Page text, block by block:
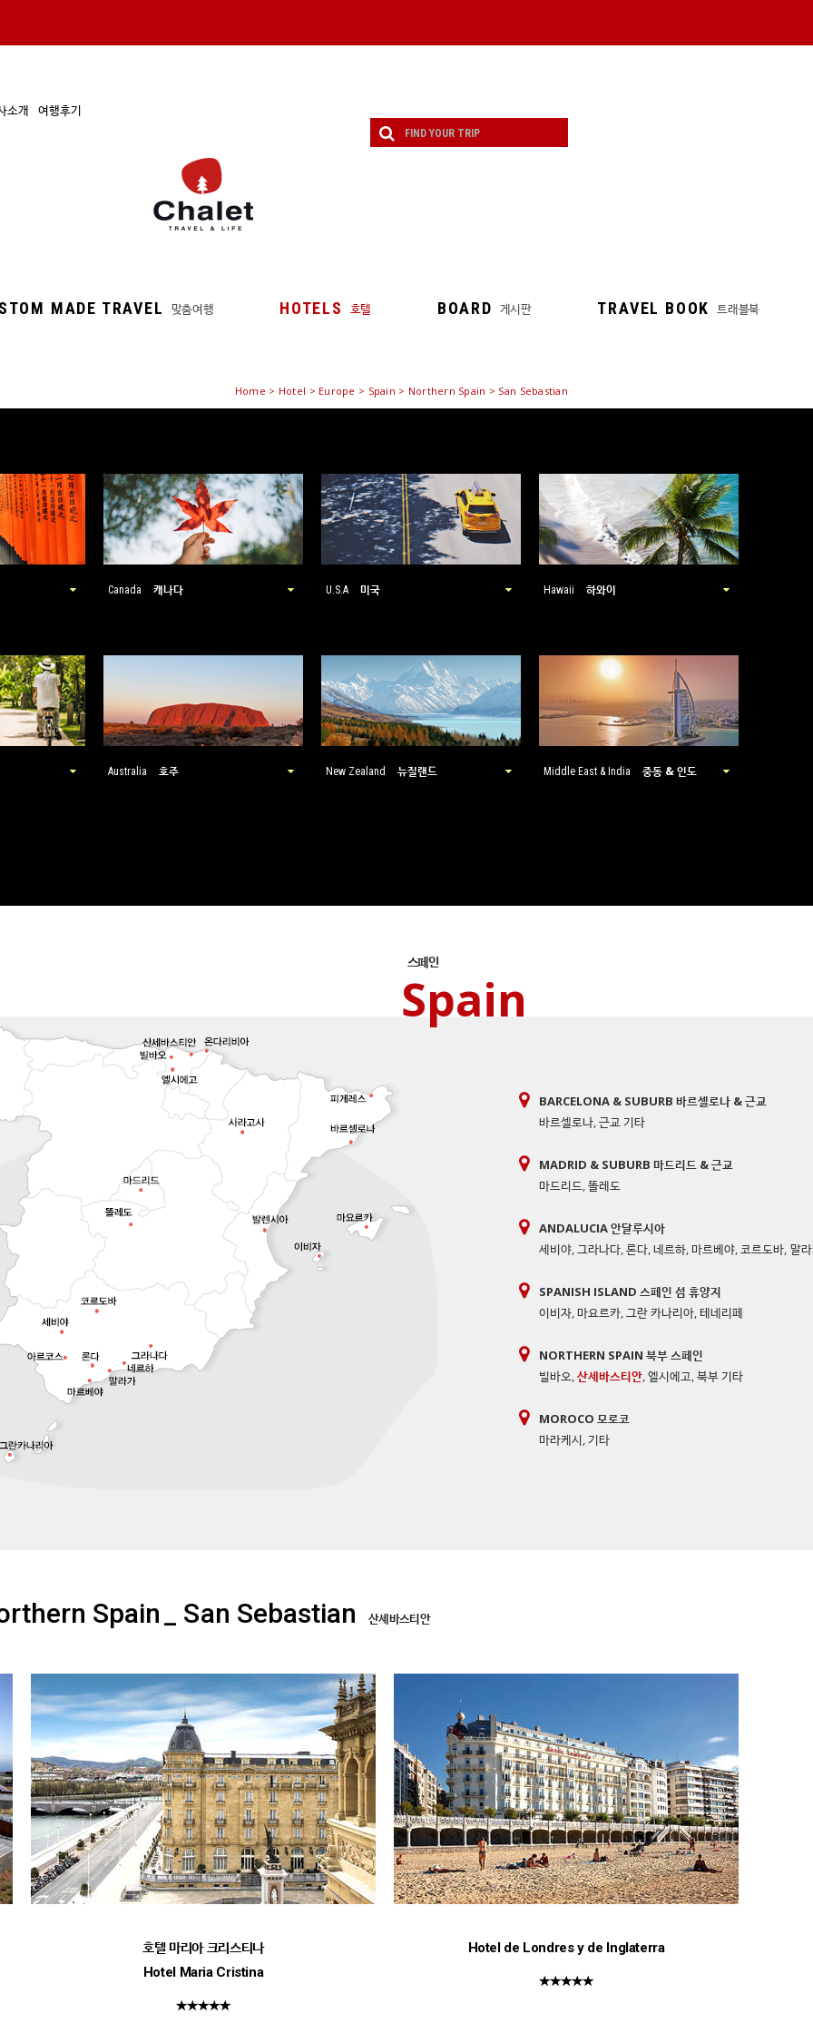
소개 여행후기
MADE TRAVEL 맞춤여행 HOTELS 호텔 BOARD 게시판 TRAVEL BOOK 트래블북
Home > Hotel > Europe > Spain > Northern Spain > San Sebastian
Canada 캐나다 U.S.A 미국 Hawaii 하와이
Australia 호주 New Zealand 뉴질랜드 Middle East & India 중동 & 인도
스페인
Spain
BARCELONA & SUBURB 바르셀로나 & 근교
바르셀로나,근교 기타
MADRID & SUBURB 마드리드 & 근교
마드리드,똘레도
ANDALUCIA 안달루시아
세비야,그라나다,론다,네르하,마르베야,코르도바, 말
SPANISH ISLAND 스페인 섬 휴양지
이비자,마요르카,그란 카나리아, 테네리페
NORTHERN SPAIN 북부 스페인
빌바오,산세바스티안,엘시에고,북부 기타
MOROCO 모로코
마라케시,기타
Spain _ San Sebastian 산세바스티안
호텔 마리아 크리스티나
Hotel Maria Cristina
★★★★★
Hotel de Londres y de Inglaterra
★★★★★